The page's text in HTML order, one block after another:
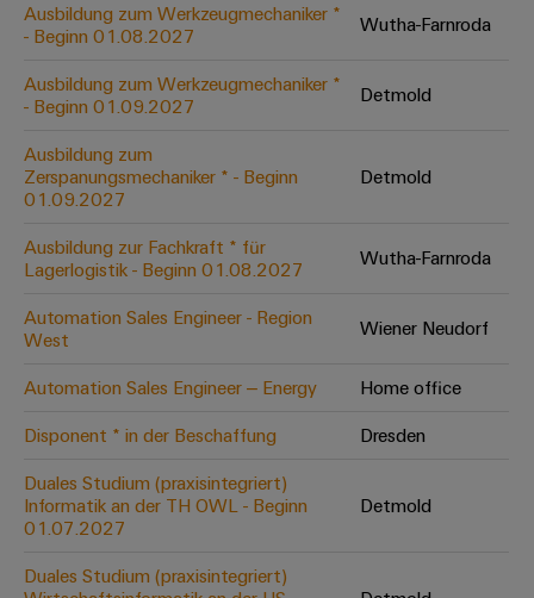
die
Herausforderungen
Schaltschrankbau
Moderne
und
digitale
für
klimafreundliche
im
Schiffbau
Verbindungslösungen
die
maritime
Industrie
Wasseraufbereitung
Gerätehersteller
Leiterplattensteckverbinder
&
PCB
Services
Equipment
(OEM)
Weidmüller
AI
Access
&
Services
Industrial
Platform
easyConnect
Werkstatt
&
&
Events
Karriere auf
neues
Distribution
Ausbildung zum Werkzeugmechaniker *
- Beginn 01.08.2027
Wutha-Farnroda
Ausbildung zum Werkzeugmechaniker *
- Beginn 01.09.2027
Detmold
Ausbildung zum
Zerspanungsmechaniker * - Beginn
01.09.2027
Detmold
Ausbildung zur Fachkraft * für
Lagerlogistik - Beginn 01.08.2027
Wutha-Farnroda
Automation Sales Engineer - Region
West
Wiener Neudorf
Automation Sales Engineer – Energy
Home office
Disponent * in der Beschaffung
Dresden
Duales Studium (praxisintegriert)
Informatik an der TH OWL - Beginn
01.07.2027
Detmold
Duales Studium (praxisintegriert)